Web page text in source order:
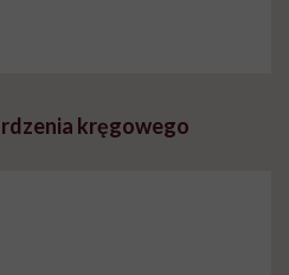
rdzenia kręgowego